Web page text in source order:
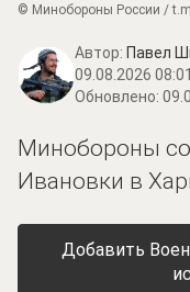
© Минобороны России /
Автор: Павел
09.08.2026 08:01
Обновлено:
Минобороны
Ивановки в
Добавить